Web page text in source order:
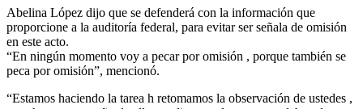
Abelina López dijo que se defenderá con la información que
proporcione a la auditoría federal, para evitar ser señala de omisión
en este acto.
“En ningún momento voy a pecar por omisión , porque también se
peca por omisión”, mencionó.
“Estamos haciendo la tarea h retomamos la observación de ustedes ,